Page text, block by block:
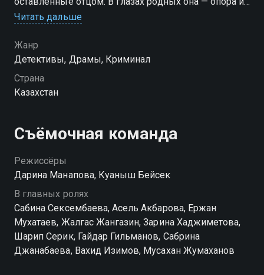
гордость. Но никто не знает, какой ценой ей это
эскорте — и тщательно скрывает это, ведь правда
может разрушить всё. Когда находят мёртвой её
подругу по работе, а брат погибшей выходит на Сару,
мир героини начинает трещать по швам. С каждым
которому тянет сильнее, чем она готова признать,
только усложняет игру в двойную жизнь. «Эскорт»
— смотрите онлайн в хорошем качестве.
Читать дальше
Жанр
Детективы, Драмы, Криминал
Страна
Казахстан
Съёмочная команда
Режиссёры
Дарина Манапова, Куаныш Бейсек
В главных ролях
Сабина Сексембаева, Асель Акбарова, Ержан
Мухатаев, Жалгас Жангазин, Зарина Хаджиметова,
Шарип Серик, Гайдар Гильманов, Сабрина
Джанабаева, Вахид Изимов, Мусахан Жумаханов